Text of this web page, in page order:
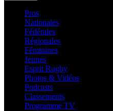
Pros
Nationales
Fédérales
Régionales
Féminines
Jeunes
Esprit Rugby
Photos & Vidéos
Podcasts
Classements
Programme TV